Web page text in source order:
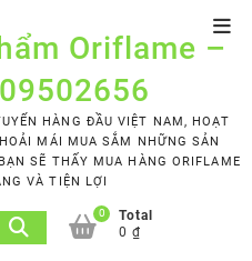
Oriflame –
HÀNG ĐẦU VIỆT NAM, HOẠT
MÁI MUA SẮM NHỮNG SẢN
SẼ THẤY MUA HÀNG ORIFLAME
VÀ TIỆN LỢI
Tìm
0
Total
0 ₫